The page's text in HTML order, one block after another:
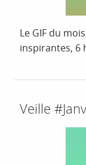
Le GIF du
inspirantes, 6
Veille